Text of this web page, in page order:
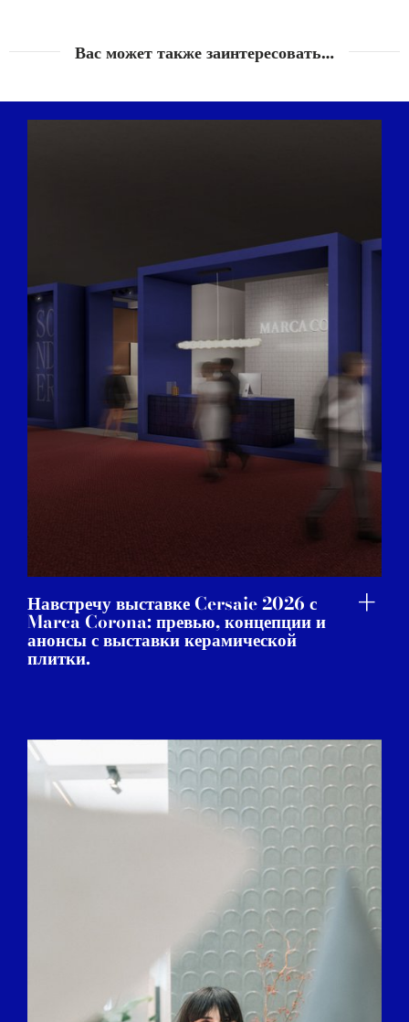
Вас может также заинтересовать…
Навстречу выставке Cersaie 2026 с
Marca Corona: превью, концепции и
анонсы с выставки керамической
плитки.